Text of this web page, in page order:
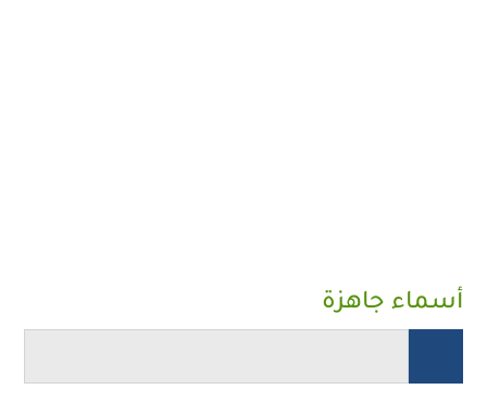
أسماء جاهزة